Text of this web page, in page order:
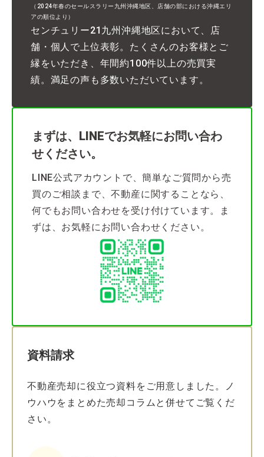
（2024年春のセールスラリー九州沖縄地区、店舗の部における沖縄エリ
アの順位より）
センチュリー21九州沖縄地区において、店
舗・個人で上位表彰。たくさんのお客様とご
縁をいただき、年間約100件以上の売買実
績。満足の声も多数いただいています。
まずは、LINEでお気軽にお問い合わ
せください。
LINE公式アカウントで、簡単なご質問から売
買のご相談まで、不動産に関することなら、
何でもお問い合わせを受け付けています。ま
ずは、お気軽にお問い合わせください。
資料請求
不動産売却に役立つ資料をご用意しました。ノ
ウハウをまとめた売却コラムと併せてご覧くだ
さい。